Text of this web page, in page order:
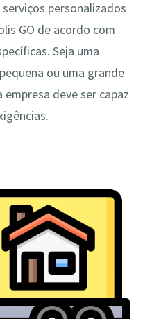
personalizados
GO de acordo com
Seja uma
ou uma grande
deve ser capaz